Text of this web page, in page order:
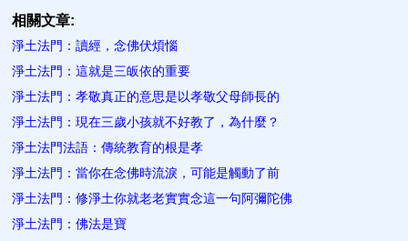
相關文章:
淨土法門：讀經，念佛伏​煩惱
淨土法門：這就是三皈依的重要
淨土法門：孝敬真正的意思是以孝敬父​母師長的
淨土法門：現在三歲小孩就不好教了，為什麼？
淨土法門法語：傳統教育的根是孝
淨土法門：當你在念佛時流淚，可能是觸動​了前
淨土法門：修淨土你就老老實實念這一句阿彌陀佛
淨土法門：佛法是寶